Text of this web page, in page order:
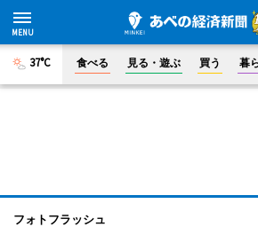
37°C 食べる 見る・遊ぶ 買う 暮
フォトフラッシュ